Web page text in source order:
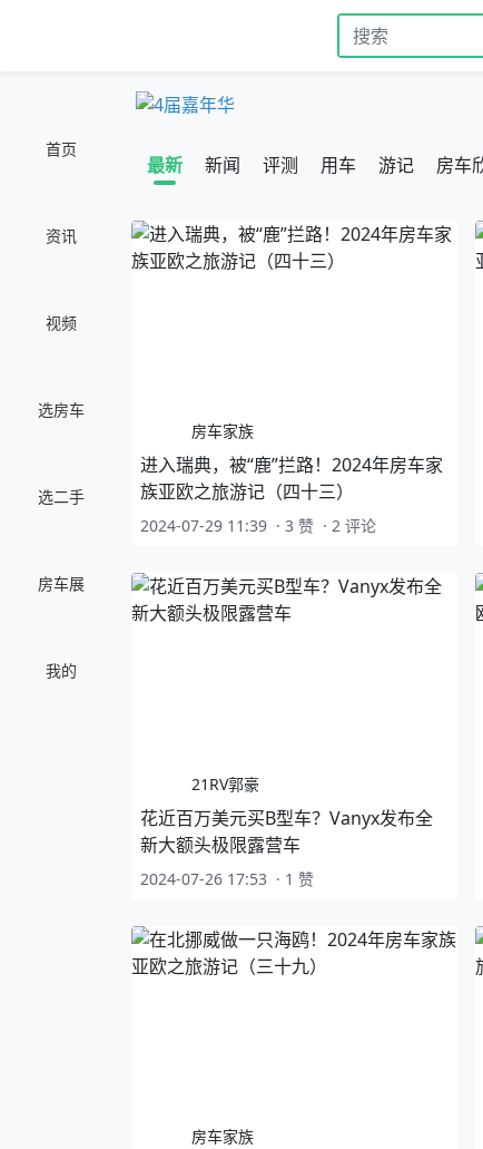
首页
资讯
视频
选房车
选二手
房车展
我的
最新 新闻 评测 用车 游记 房车
房车家族
进入瑞典，被“鹿”拦路！2024年房车家
族亚欧之旅游记（四十三）
2024-07-29 11:39 · 3 赞 · 2 评论
21RV郭豪
花近百万美元买B型车？Vanyx发布全
新大额头极限露营车
2024-07-26 17:53 · 1 赞
房车家族